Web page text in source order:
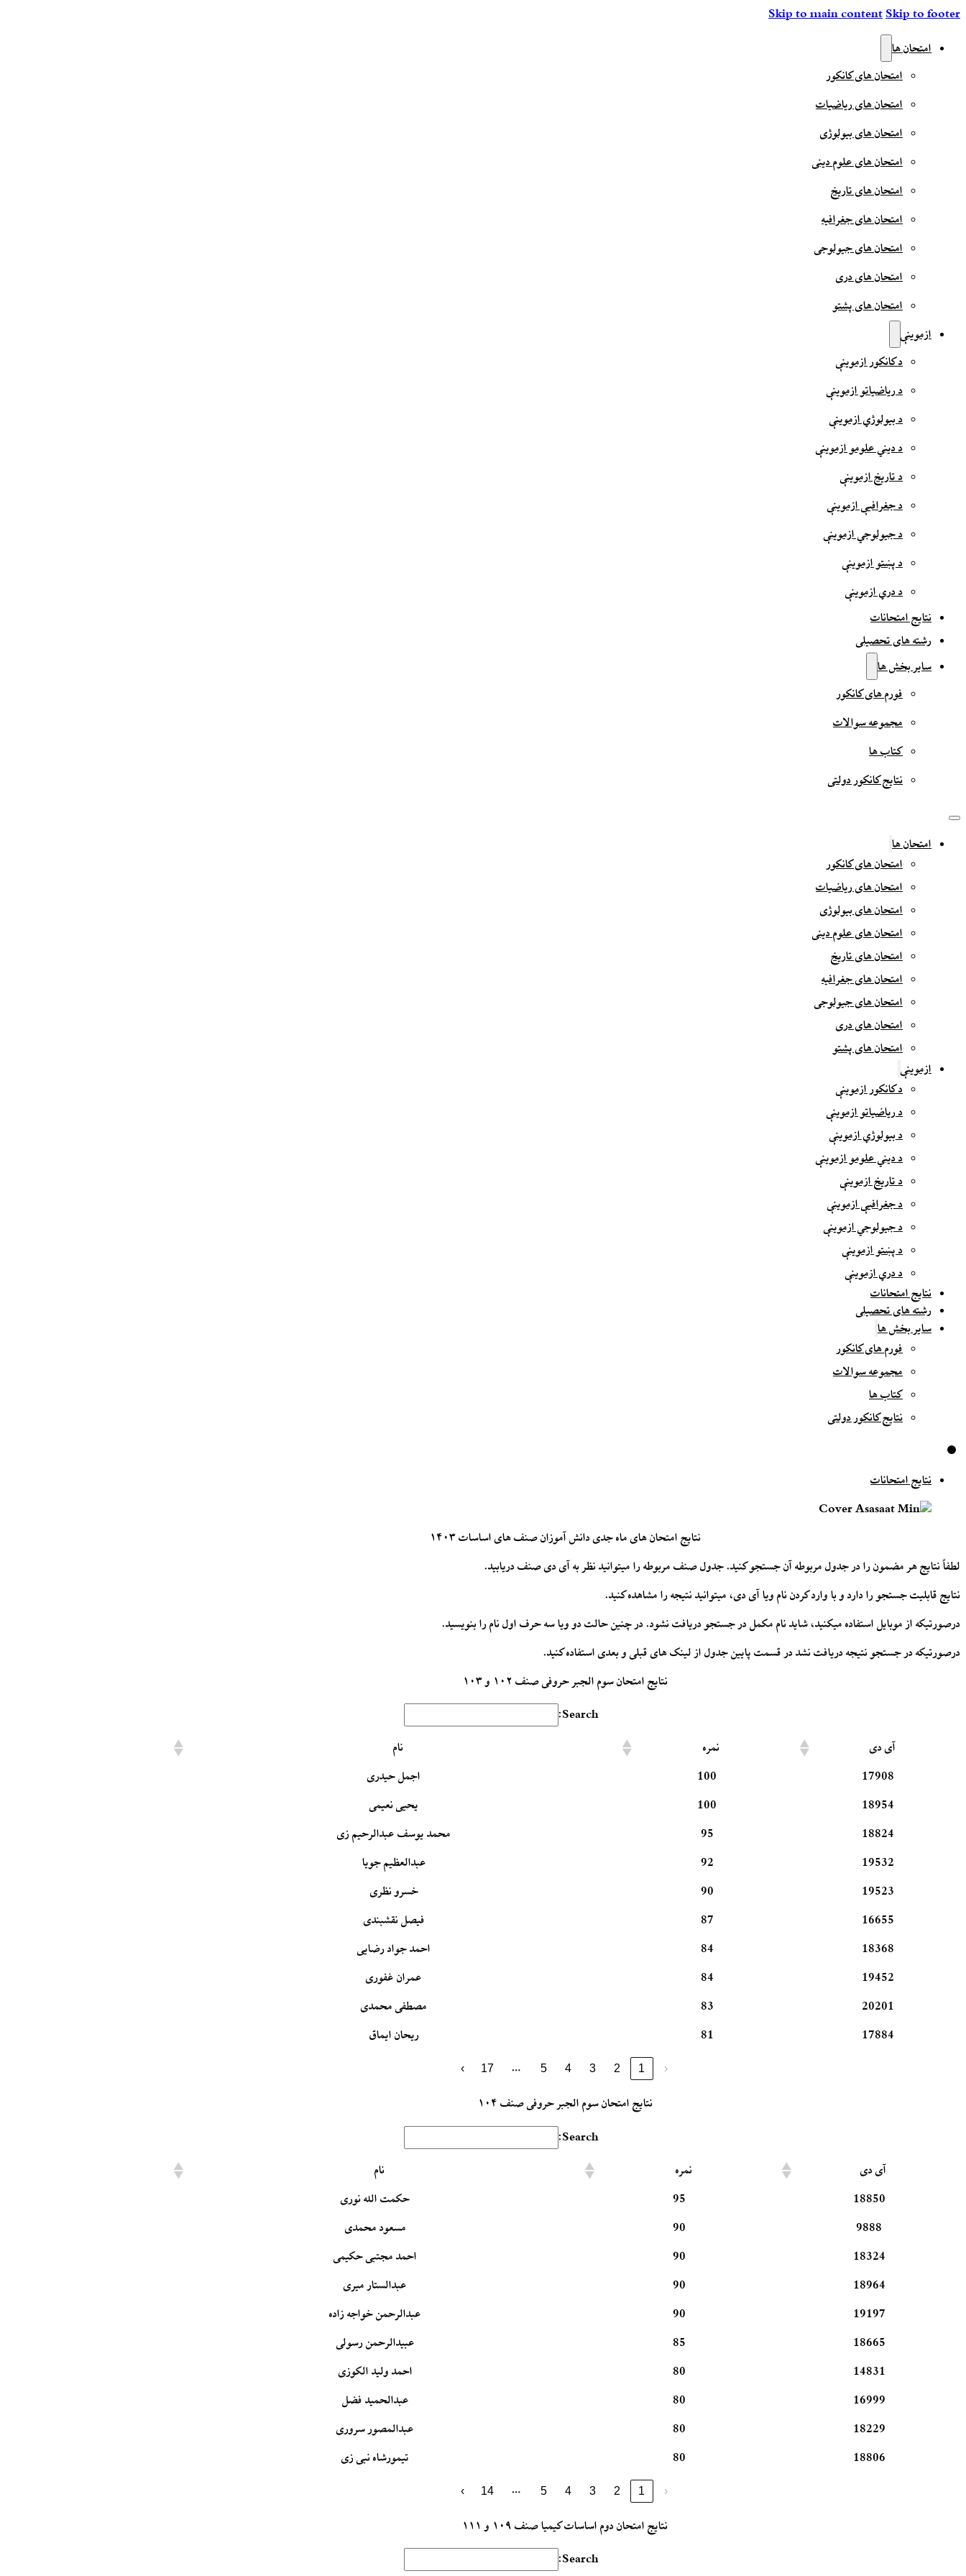
Skip to main contentSkip to footer
امتحان ها
امتحان های کانکور
امتحان های ریاضیات
امتحان های بیولوژی
امتحان های علوم دینی
امتحان های تاریخ
امتحان های جغرافیه
امتحان های جیولوجی
امتحان های دری
امتحان های پشتو
ازموینې
د کانکور ازموینې
د ریاضیاتو ازموینې
د بیولوژي ازموینې
د دیني علومو ازموینې
د تاریخ ازموینې
د جغرافیې ازموینې
د جیولوجي ازموینې
د پښتو ازموینې
د دري ازموینې
نتایج امتحانات
رشته های تحصیلی
سایر بخش ها
فورم های کانکور
مجموعه سوالات
کتاب ها
نتایج کانکور دولتی
امتحان ها
امتحان های کانکور
امتحان های ریاضیات
امتحان های بیولوژی
امتحان های علوم دینی
امتحان های تاریخ
امتحان های جغرافیه
امتحان های جیولوجی
امتحان های دری
امتحان های پشتو
ازموینې
د کانکور ازموینې
د ریاضیاتو ازموینې
د بیولوژي ازموینې
د دیني علومو ازموینې
د تاریخ ازموینې
د جغرافیې ازموینې
د جیولوجي ازموینې
د پښتو ازموینې
د دري ازموینې
نتایج امتحانات
رشته های تحصیلی
سایر بخش ها
فورم های کانکور
مجموعه سوالات
کتاب ها
نتایج کانکور دولتی
نتایج امتحانات
نتایج امتحان های ماه جدی دانش آموزان صنف های اساسات ۱۴۰۳
لطفاً نتایج هر مضمون را در جدول مربوطه آن جستجو کنید. جدول صنف مربوطه را میتوانید نظر به آی دی صنف دریابید.
نتایج قابلیت جستجو را دارد و با وارد کردن نام ویا آی دی، میتوانید نتیجه را مشاهده کنید.
درصورتیکه از موبایل استفاده میکنید، شاید نام مکمل در جستجو دریافت نشود. در چنین حالت دو ویا سه حرف اول نام را بنویسید.
درصورتیکه در جستجو نتیجه دریافت نشد در قسمت پایین جدول از لینک های قبلی و بعدی استفاده کنید.
نتایج امتحان سوم الجبر حروفی صنف ۱۰۲ و ۱۰۳
Search:
آی دی
نمره
نام
17908
100
اجمل حیدری
18954
100
یحیی نعیمی
18824
95
محمد یوسف عبدالرحیم زی
19532
92
عبدالعظیم جویا
19523
90
خسرو نظری
16655
87
فیصل نقشبندی
18368
84
احمد جواد رضایی
19452
84
عمران غفوری
20201
83
مصطفی محمدی
17884
81 ریحان ایماق
‹
1
2
3
4
5
…
17
›
نتایج امتحان سوم الجبر حروفی صنف ۱۰۴
Search:
آی دی
نمره
نام
18850
95
حکمت الله نوری
9888
90
مسعود محمدی
18324
90
احمد مجتبی حکیمی
18964
90
عبدالستار میری
19197
90
عبدالرحمن خواجه زاده
18665
85
عبیدالرحمن رسولی
14831
80
احمد ولید الکوزی
16999
80
عبدالحمید فضل
18229
80
عبدالمصور سروری
18806
80 تیمورشاه نبی زی
‹
1
2
3
4
5
…
14
›
نتایج امتحان دوم اساسات کیمیا صنف ۱۰۹ و ۱۱۱
Search: